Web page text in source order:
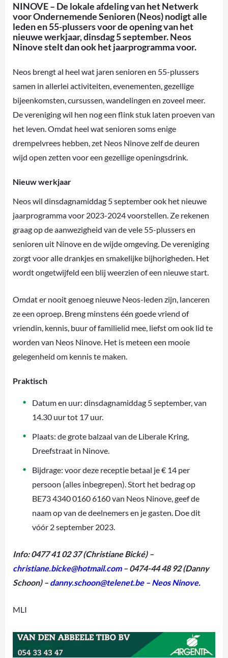
NINOVE – De lokale afdeling van het Netwerk
voor Ondernemende Senioren (Neos) nodigt alle
leden en 55-plussers voor de opening van het
nieuwe werkjaar, dinsdag 5 september. Neos
Ninove stelt dan ook het jaarprogramma voor.
Neos brengt al heel wat jaren senioren en 55-plussers
samen in allerlei activiteiten, evenementen, gezellige
bijeenkomsten, cursussen, wandelingen en zoveel meer.
De vereniging wil hen nog een flink stuk laten proeven van
het leven. Omdat heel wat senioren soms enige
drempelvrees hebben, zet Neos Ninove zelf de deuren
wijd open zetten voor een gezellige openingsdrink.
Nieuw werkjaar
Neos wil dinsdagnamiddag 5 september ook het nieuwe
jaarprogramma voor 2023-2024 voorstellen. Ze rekenen
graag op de aanwezigheid van de vele 55-plussers en
senioren uit Ninove en de wijde omgeving. De vereniging
zorgt voor alle drankjes en smakelijke bijhorigheden. Het
wordt ongetwijfeld een blij weerzien of een nieuwe start.
Omdat er nooit genoeg nieuwe Neos-leden zijn, lanceren
ze een oproep. Breng minstens één goede vriend of
vriendin, kennis, buur of familielid mee, liefst om ook lid te
worden van Neos Ninove. Het is meteen een mooie
gelegenheid om kennis te maken.
Praktisch
Datum en uur: dinsdagnamiddag 5 september, van
14.30 uur tot 17 uur.
Plaats: de grote balzaal van de Liberale Kring,
Dreefstraat in Ninove.
Bijdrage: voor deze receptie betaal je € 14 per
persoon (alles inbegrepen). Stort het bedrag op
BE73 4340 0160 6160 van Neos Ninove, geef de
naam op van de deelnemers en je gasten. Doe dit
vóór 2 september 2023.
Info: 0477 41 02 37 (Christiane Bické) –
christiane.bicke@hotmail.com – 0474-44 48 92 (Danny
Schoon) – danny.schoon@telenet.be– Neos Ninove.
MLI